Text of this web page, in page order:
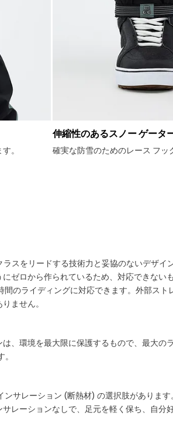
。
伸縮性のあるスノー ゲータ
確実な防雪のためのレース フッ
スをリードする技術力と妥協のないデザ
ゼロから作られているため、対応できな
のライディングに対応できます。外部ス
ません。
、環境を最大限に保護するもので、最大
サレーション (断熱材) の選択肢があり
レーションなしで、足元を軽く保ち、自分